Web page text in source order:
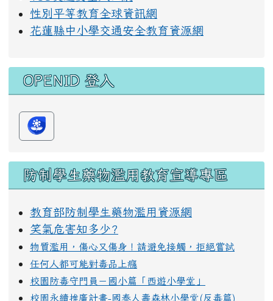
性別平等教育全球資訊網
花蓮縣中小學交通安全教育資源網
OPENID 登入
防制學生藥物濫用教育宣導專區
教育部防制學生藥物濫用資源網
笑氣危害知多少?
物質濫用，傷心又傷身！請避免接觸，拒絕嘗試
任何人都可能對毒品上癮
校園防毒守門員－國小篇「西遊小學堂」
校園永續推廣計畫-國泰人壽森林小學堂(反毒篇)